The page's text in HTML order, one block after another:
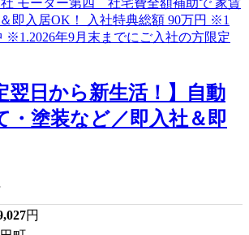
翌日から新生活！】自動
・塗装など／即入社＆即
円